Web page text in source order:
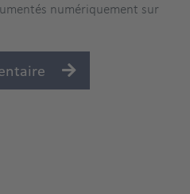
numériquement sur